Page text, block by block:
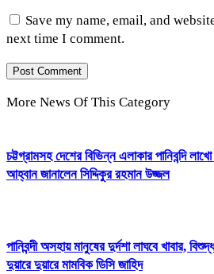
Save my name, email, and
next time I comment.
More News Of This Category
চট্টগ্রামসহ দেশের বিভিন্ন এলাকার পানিবন্দি
আহ্বান জানালেন সিদ্দিকুর রহমান উজ্জল
পানিবন্দী অসহায় মানুষের দুর্দশা লাঘবে খাবার,
দুয়ারে দুয়ারে মামবিক ডিসি জাহিদ